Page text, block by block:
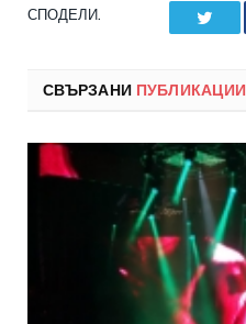
СПОДЕЛИ.
СВЪРЗАНИ ПУБЛИКАЦИИ